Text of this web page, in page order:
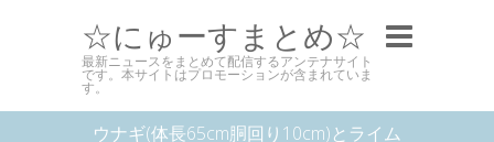
☆にゅーすまとめ☆
最新ニュースをまとめて配信するアンテナサイト
です。本サイトはプロモーションが含まれていま
す。
ウナギ(体長65cm胴回り10cm)とライム